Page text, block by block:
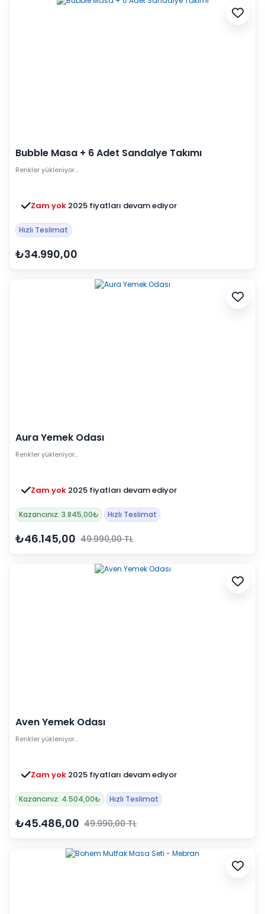
Bubble Masa + 6 Adet Sandalye Takımı
Renkler yükleniyor…
Zam yok 2025 fiyatları devam ediyor
Hızlı Teslimat
₺34.990,00
Aura Yemek Odası
Renkler yükleniyor…
Zam yok 2025 fiyatları devam ediyor
Kazancınız: 3.845,00₺ Hızlı Teslimat
₺46.145,00 49.990,00 TL
Aven Yemek Odası
Renkler yükleniyor…
Zam yok 2025 fiyatları devam ediyor
Kazancınız: 4.504,00₺ Hızlı Teslimat
₺45.486,00 49.990,00 TL